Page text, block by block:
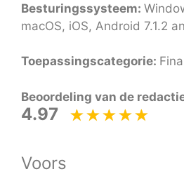
Besturingssysteem:
macOS, iOS, Android 7.1.2
Toepassingscategorie:
Beoordeling van de
4.97
Voors